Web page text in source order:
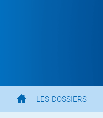
LES DOSSIERS